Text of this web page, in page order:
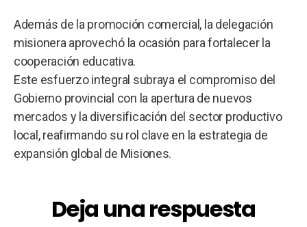
Además de la promoción comercial, la delegación
misionera aprovechó la ocasión para fortalecer la
cooperación educativa.
Este esfuerzo integral subraya el compromiso del
Gobierno provincial con la apertura de nuevos
mercados y la diversificación del sector productivo
local, reafirmando su rol clave en la estrategia de
expansión global de Misiones.
Deja una respuesta